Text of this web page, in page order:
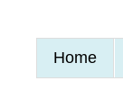
Home